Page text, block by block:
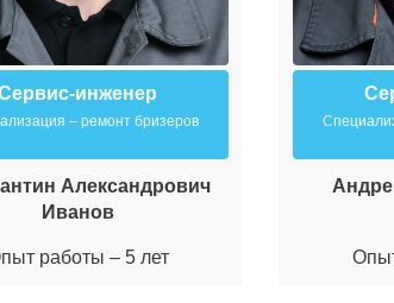
инженер
– ремонт бризеров
Александрович
Иванов
работы – 5 лет